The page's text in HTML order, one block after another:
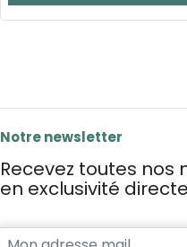
Notre newsletter
Recevez toutes
en exclusivité